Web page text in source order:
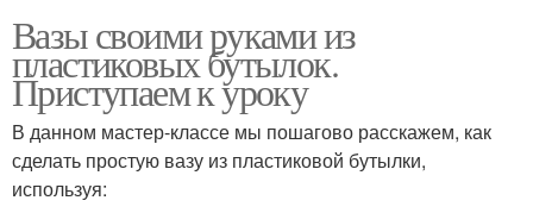
Вазы своими руками из
пластиковых бутылок.
Приступаем к уроку
В данном мастер-классе мы пошагово расскажем, как
сделать простую вазу из пластиковой бутылки,
используя: